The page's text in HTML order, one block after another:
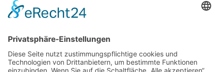
Jedes Kind wertschätzen!
Artikel
Artikel 2018
Artikel 2017